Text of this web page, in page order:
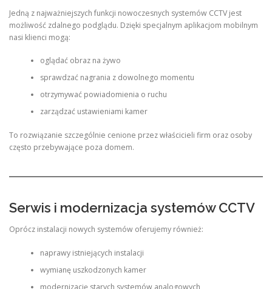
Jedną z najważniejszych funkcji nowoczesnych systemów CCTV jest
możliwość zdalnego podglądu. Dzięki specjalnym aplikacjom mobilnym
nasi klienci mogą:
oglądać obraz na żywo
sprawdzać nagrania z dowolnego momentu
otrzymywać powiadomienia o ruchu
zarządzać ustawieniami kamer
To rozwiązanie szczególnie cenione przez właścicieli firm oraz osoby
często przebywające poza domem.
Serwis i modernizacja systemów CCTV
Oprócz instalacji nowych systemów oferujemy również:
naprawy istniejących instalacji
wymianę uszkodzonych kamer
modernizację starych systemów analogowych